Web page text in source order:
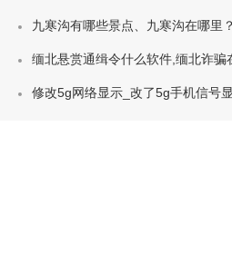
九寒沟有哪些景点、九寒沟在哪里？
缅北悬赏通缉令什么软件,缅北诈骗
修改5g网络显示_改了5g手机信号